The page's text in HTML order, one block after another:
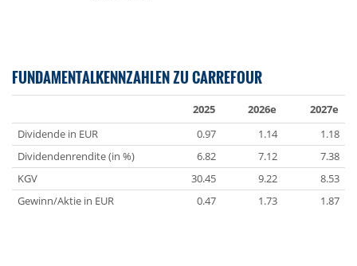
FUNDAMENTALKENNZAHLEN ZU CARREFOUR
2025 2026e
2027e
Dividende in EUR
0.97 1.14
1.18
Dividendenrendite (in %)
6.82 7.12
7.38
KGV
30.45 9.22
8.53
Gewinn/Aktie in EUR
0.47 1.73 1.87